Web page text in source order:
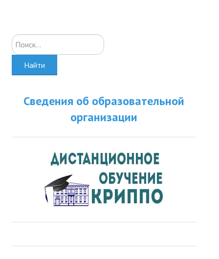
Повышение квалификации
Искать...
Найти
Сведения об образовательной
организации